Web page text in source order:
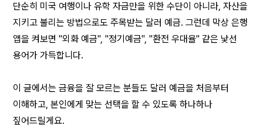
단순히 미국 여행이나 유학 자금만을 위한 수단이 아니라, 자산을
지키고 불리는 방법으로도 주목받는 달러 예금. 그런데 막상 은행
앱을 켜보면 "외화 예금", "정기예금", "환전 우대율" 같은 낯선
용어가 가득합니다.
이 글에서는 금융을 잘 모르는 분들도 달러 예금을 처음부터
이해하고, 본인에게 맞는 선택을 할 수 있도록 하나하나
짚어드릴게요.